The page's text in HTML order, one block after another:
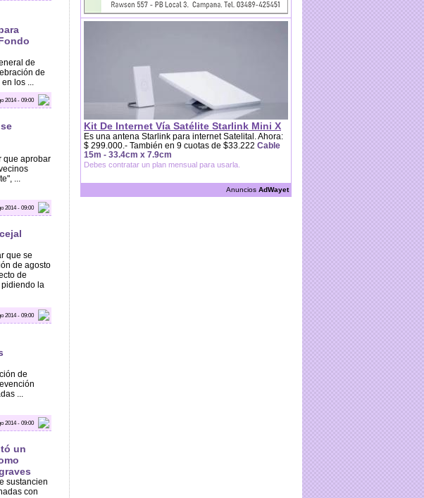
de
de
los ...
2014 - 09:00
que aprobar
...
2014 - 09:00
que se
de agosto
de
pidiendo la
2014 - 09:00
de
...
2014 - 09:00
un
sustancien
con
Kit De Internet Vía Satélite Starlink Mini X
Es una antena Starlink para internet Satelital. Ahora:
$ 299.000.- También en 9 cuotas de $33.222 Cable
15m - 33.4cm x 7.9cm
Debes contratar un plan mensual para usarla.
Anuncios AdWayet